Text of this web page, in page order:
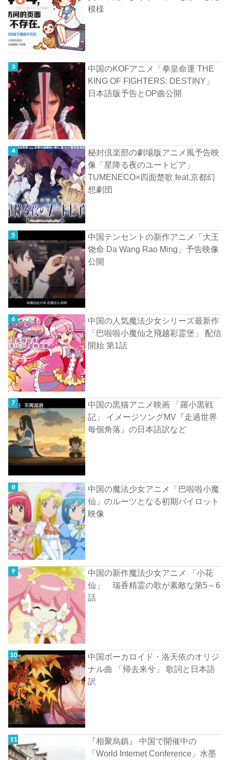
模様
中国のKOFアニメ「拳皇命運 THE
KING OF FIGHTERS: DESTINY」
日本語版予告とOP曲公開
秘封倶楽部の劇場版アニメ風予告映
像「星降る夜のユートピア」
TUMENECO×四面楚歌 feat.京都幻
想劇団
中国テンセントの新作アニメ「大王
饶命 Da Wang Rao Ming」予告映像
公開
中国の人気魔法少女シリーズ最新作
「巴啦啦小魔仙之飛越彩霊堡」 配信
開始 第1話
中国の黒猫アニメ映画 「羅小黒戦
記」 イメージソングMV『走過世界
每個角落』の日本語訳など
中国の魔法少女アニメ「巴啦啦小魔
仙」のルーツとなる初期パイロット
映像
中国の新作魔法少女アニメ 「小花
仙」 瑞香精霊の歌が素敵な第5～6
話
中国ボーカロイド・洛天依のオリジ
ナル曲 「帰去来兮」 歌詞と日本語
訳
『相聚烏鎮』 中国で開催中の
「World Internet Conference」水墨